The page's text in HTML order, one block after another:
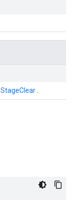
StageClear